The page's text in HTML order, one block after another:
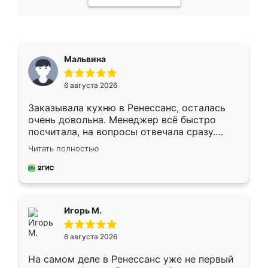
Мальвина
6 августа 2026
Заказывала кухню в Ренессанс, осталась
очень довольна. Менеджер всё быстро
посчитала, на вопросы отвечала сразу.
Замерщик приехал в субботу, подошёл к
делу со всей ответственностью. Собрали
за день, ребята работали аккуратно, даже
Читать полностью
Игорь М.
6 августа 2026
На самом деле в Ренессанс уже не первый